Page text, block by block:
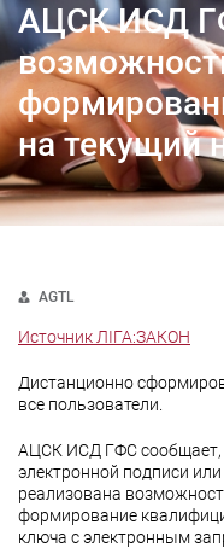
АЦСК ИСД
на текущий
AGTL
Источник ЛІГА:ЗАКОН
Дистанционно
все пользователи.
АЦСК ИСД ГФС сообщает,
электронной подписи
реализована
формирование
ключа с электронным